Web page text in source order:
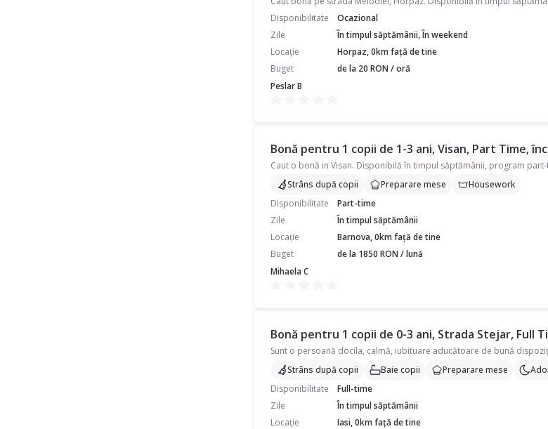
Disponibilitate
Ocazional
Zile
În timpul săptămânii, În weekend
Locație
Horpaz, 0km față de tine
Buget
de la 20 RON / oră
Peslar B
Bonă pentru 1 copii de 1-3 ani, Visan, Part Time,
Strâns după copii
Preparare mese
Housework
Disponibilitate
Part-time
Zile
În timpul săptămânii
Locație
Barnova, 0km față de tine
Buget
de la 1850 RON / lună
Mihaela C
Bonă pentru 1 copii de 0-3 ani, Strada Stejar, Full
Sunt o persoană docila, calmă, iubituare aducătoare de bună
Strâns după copii
Baie copii Preparare mese
Disponibilitate
Full-time
Zile
În timpul săptămânii
Locație
Iasi, 0km față de tine